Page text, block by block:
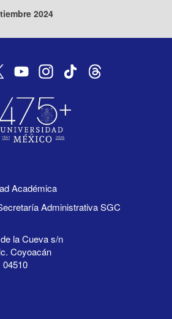
2024
Académica
Administrativa SGC
la Cueva s/n
Coyoacán
04510